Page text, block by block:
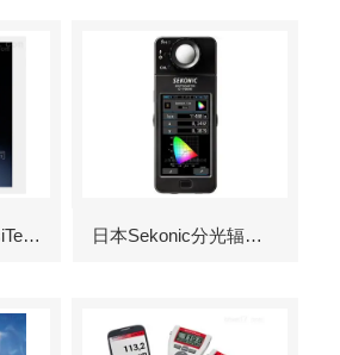
美国DeFelsko PosiTector6000涂层测厚仪 日本Sekonic分光辐射照度计